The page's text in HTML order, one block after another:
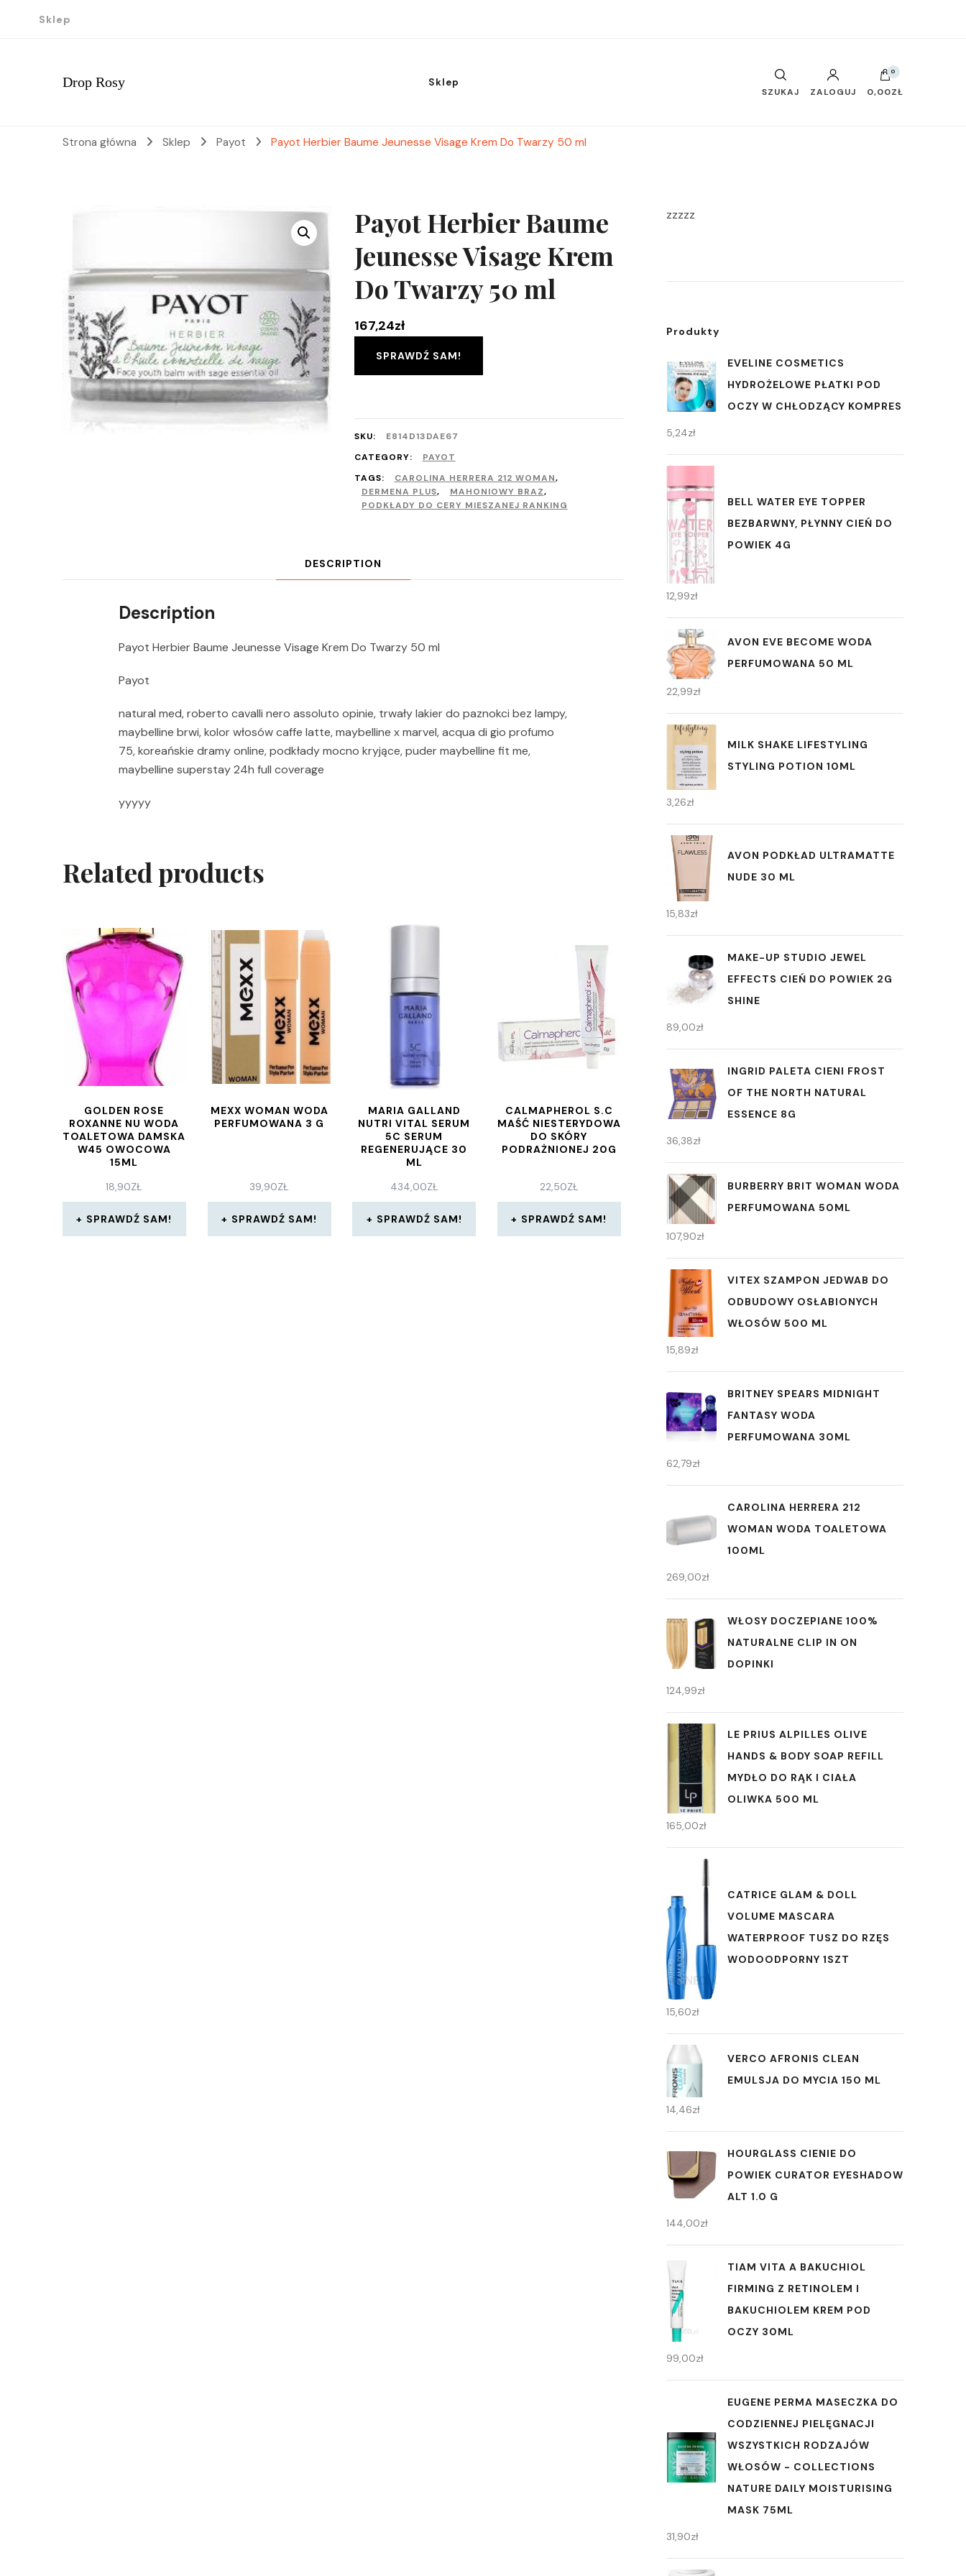
Sklep
Drop Rosy Sklep
SZUKAJ ZALOGUJ
0
0,00ZŁ
Strona główna Sklep Payot Payot Herbier Baume Jeunesse Visage Krem Do Twarzy 50 ml
Payot Herbier Baume
Jeunesse Visage Krem
Do Twarzy 50 ml
167,24zł
SPRAWDŹ SAM!
SKU:
E814D13DAE67
CATEGORY:
PAYOT
TAGS:
CAROLINA HERRERA 212 WOMAN,
DERMENA PLUS, MAHONIOWY BRAZ,
PODKŁADY DO CERY MIESZANEJ RANKING
DESCRIPTION
Description
Payot Herbier Baume Jeunesse Visage Krem Do Twarzy 50 ml
Payot
natural med, roberto cavalli nero assoluto opinie, trwały lakier do paznokci bez lampy,
maybelline brwi, kolor włosów caffe latte, maybelline x marvel, acqua di gio profumo
75, koreańskie dramy online, podkłady mocno kryjące, puder maybelline fit me,
maybelline superstay 24h full coverage
yyyyy
Related products
GOLDEN ROSE
ROXANNE NU WODA
TOALETOWA DAMSKA
W45 OWOCOWA
15ML
18,90ZŁ
SPRAWDŹ SAM!
MEXX WOMAN WODA
PERFUMOWANA 3 G
39,90ZŁ
SPRAWDŹ SAM!
MARIA GALLAND
NUTRI VITAL SERUM
5C SERUM
REGENERUJĄCE 30
ML
434,00ZŁ
SPRAWDŹ SAM!
CALMAPHEROL S.C
MAŚĆ NIESTERYDOWA
DO SKÓRY
PODRAŻNIONEJ 20G
22,50ZŁ
SPRAWDŹ SAM!
zzzzz
Produkty
EVELINE COSMETICS
HYDROŻELOWE PŁATKI POD
OCZY W CHŁODZĄCY KOMPRES
5,24zł
BELL WATER EYE TOPPER
BEZBARWNY, PŁYNNY CIEŃ DO
POWIEK 4G
12,99zł
AVON EVE BECOME WODA
PERFUMOWANA 50 ML
22,99zł
MILK SHAKE LIFESTYLING
STYLING POTION 10ML
3,26zł
AVON PODKŁAD ULTRAMATTE
NUDE 30 ML
15,83zł
MAKE-UP STUDIO JEWEL
EFFECTS CIEŃ DO POWIEK 2G
SHINE
89,00zł
INGRID PALETA CIENI FROST
OF THE NORTH NATURAL
ESSENCE 8G
36,38zł
BURBERRY BRIT WOMAN WODA
PERFUMOWANA 50ML
107,90zł
VITEX SZAMPON JEDWAB DO
ODBUDOWY OSŁABIONYCH
WŁOSÓW 500 ML
15,89zł
BRITNEY SPEARS MIDNIGHT
FANTASY WODA
PERFUMOWANA 30ML
62,79zł
CAROLINA HERRERA 212
WOMAN WODA TOALETOWA
100ML
269,00zł
WŁOSY DOCZEPIANE 100%
NATURALNE CLIP IN ON
DOPINKI
124,99zł
LE PRIUS ALPILLES OLIVE
HANDS & BODY SOAP REFILL
MYDŁO DO RĄK I CIAŁA
OLIWKA 500 ML
165,00zł
CATRICE GLAM & DOLL
VOLUME MASCARA
WATERPROOF TUSZ DO RZĘS
WODOODPORNY 1SZT
15,60zł
VERCO AFRONIS CLEAN
EMULSJA DO MYCIA 150 ML
14,46zł
HOURGLASS CIENIE DO
POWIEK CURATOR EYESHADOW
ALT 1.0 G
144,00zł
TIAM VITA A BAKUCHIOL
FIRMING Z RETINOLEM I
BAKUCHIOLEM KREM POD
OCZY 30ML
99,00zł
EUGENE PERMA MASECZKA DO
CODZIENNEJ PIELĘGNACJI
WSZYSTKICH RODZAJÓW
WŁOSÓW - COLLECTIONS
NATURE DAILY MOISTURISING
MASK 75ML
31,90zł